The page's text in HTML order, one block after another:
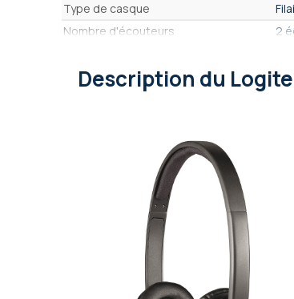
Type de casque
Nombre d'écouteurs
2
Format Casque
Matière des écouteurs
Protection acoustique
Compatible Push-to-Talk
Témoin lumineux d'appel
Optimisé Microsoft Teams / Zoom
Description du